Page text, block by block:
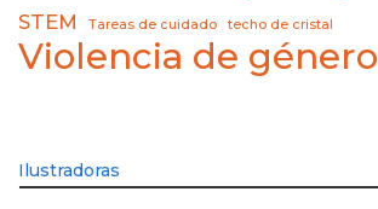
STEM Tareas de cuidado techo de cristal
Violencia de género
Ilustradoras